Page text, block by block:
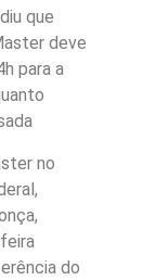
que
deve
para a
no
do